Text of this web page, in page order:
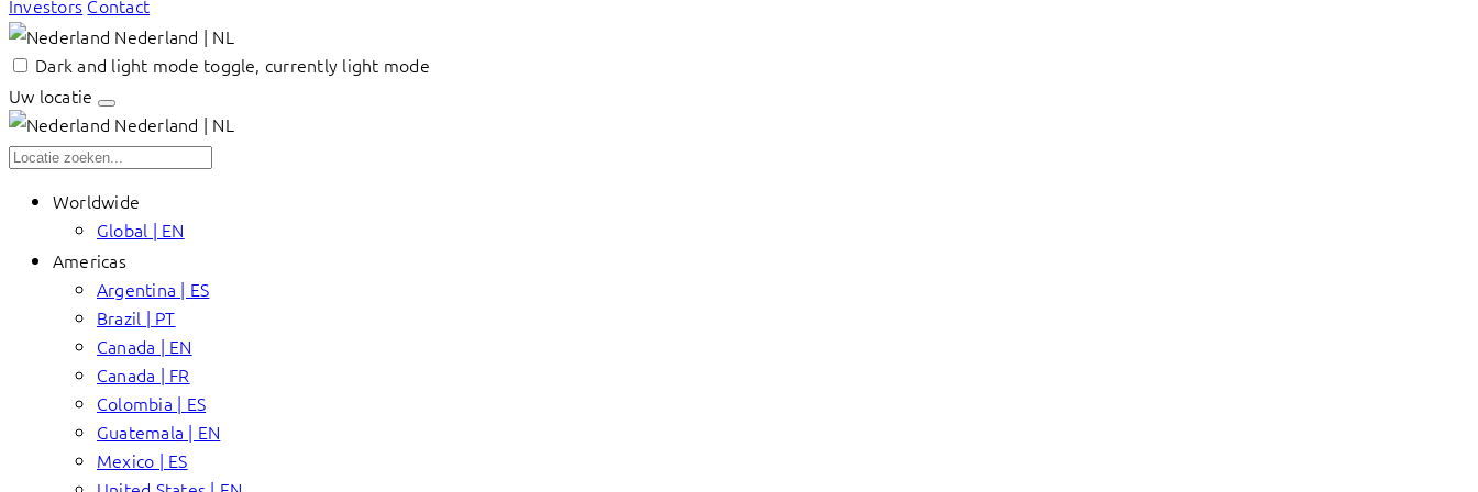
Investors Contact
Nederland | NL
Dark and light mode toggle, currently light mode
Uw locatie
Nederland | NL
Worldwide
Global | EN
Americas
Argentina | ES
Brazil | PT
Canada | EN
Canada | FR
Colombia | ES
Guatemala | EN
Mexico | ES